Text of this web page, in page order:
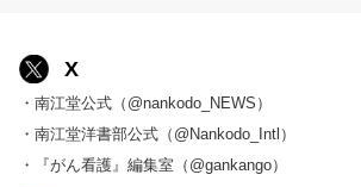
X
・南江堂公式（@nankodo_NEWS）
・南江堂洋書部公式（@Nankodo_Intl）
・『がん看護』編集室（@gankango）